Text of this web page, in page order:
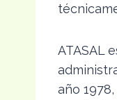
ATASAL
año